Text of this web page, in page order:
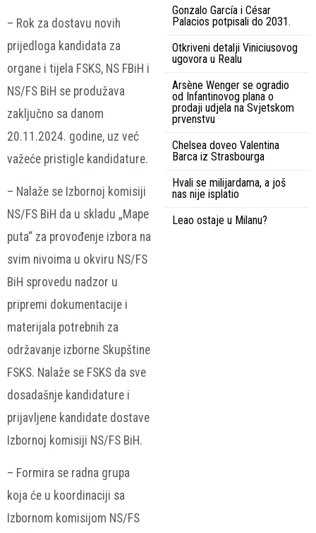
– Rok za dostavu novih
prijedloga kandidata za
organe i tijela FSKS, NS FBiH i
NS/FS BiH se produžava
zaključno sa danom
20.11.2024. godine, uz već
važeće pristigle kandidature.
– Nalaže se Izbornoj komisiji
NS/FS BiH da u skladu „Mape
puta“ za provođenje izbora na
svim nivoima u okviru NS/FS
BiH sprovedu nadzor u
pripremi dokumentacije i
materijala potrebnih za
održavanje izborne Skupštine
FSKS. Nalaže se FSKS da sve
dosadašnje kandidature i
prijavljene kandidate dostave
Izbornoj komisiji NS/FS BiH.
– Formira se radna grupa
koja će u koordinaciji sa
Izbornom komisijom NS/FS
Gonzalo García i César
Palacios potpisali do 2031.
Otkriveni detalji Viniciusovog
ugovora u Realu
Arsène Wenger se ogradio
od Infantinovog plana o
prodaji udjela na Svjetskom
prvenstvu
Chelsea doveo Valentina
Barca iz Strasbourga
Hvali se milijardama, a još
nas nije isplatio
Leao ostaje u Milanu?